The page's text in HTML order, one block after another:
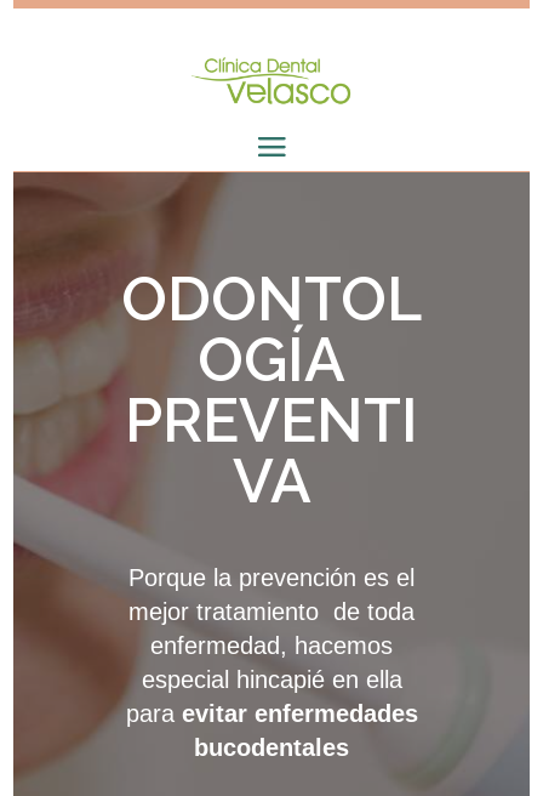
ODONTOL
OGÍA
PREVENTI
VA
Porque la prevención es el
mejor tratamiento de toda
enfermedad, hacemos
especial hincapié en ella
para evitar enfermedades
bucodentales